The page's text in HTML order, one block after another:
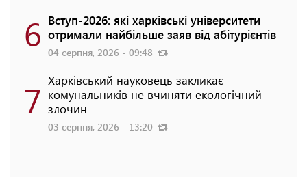
6 Вступ-2026: які харківські університети
отримали найбільше заяв від абітурієнтів
04 серпня, 2026 - 09:48
7 Харківський науковець закликає
комунальників не вчиняти екологічний
злочин
03 серпня, 2026 - 13:20